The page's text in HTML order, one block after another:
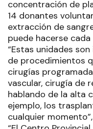
concentración de
14 donantes
extracción de
puede hacerse cada
“Estas unidades
de procedimientos
cirugías
vascular, cirugía de
hablando de la alta
ejemplo, los
cualquier